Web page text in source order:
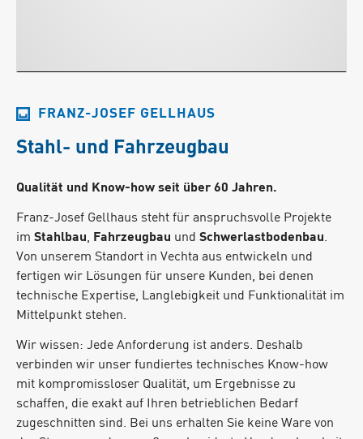
FRANZ-JOSEF GELLHAUS
Stahl- und Fahrzeugbau
Qualität und Know-how seit über 60 Jahren.
Franz-Josef Gellhaus steht für anspruchsvolle Projekte
im Stahlbau Fahrzeugbau und Schwerlastbodenbau
Von unserem Standort in Vechta aus entwickeln und
fertigen wir Lösungen für unsere Kunden, bei denen
technische Expertise, Langlebigkeit und Funktionalität im
Mittelpunkt stehen.
Wir wissen: Jede Anforderung ist anders. Deshalb
verbinden wir unser fundiertes technisches Know-how
mit kompromissloser Qualität, um Ergebnisse zu
schaffen, die exakt auf Ihren betrieblichen Bedarf
zugeschnitten sind. Bei uns erhalten Sie keine Ware von